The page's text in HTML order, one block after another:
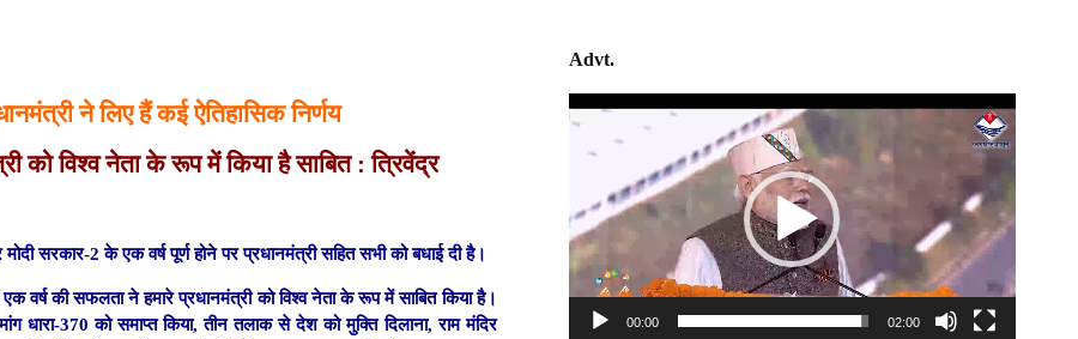
ने लिए हैं कई ऐतिहासिक निर्णय
को विश्व नेता के रूप में किया है साबित : त्रिवेंद्र
सरकार-2 के एक वर्ष पूर्ण होने पर प्रधानमंत्री सहित सभी को बधाई दी है।
वर्ष की सफलता ने हमारे प्रधानमंत्री को विश्व नेता के रूप में साबित किया है।
धारा-370 को समाप्त किया, तीन तलाक से देश को मुक्ति दिलाना, राम मंदिर
Advt.
Video
00:00 02:00